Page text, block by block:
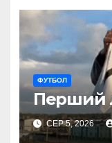
ФУТБОЛ
Перший
СЕР 5, 2026